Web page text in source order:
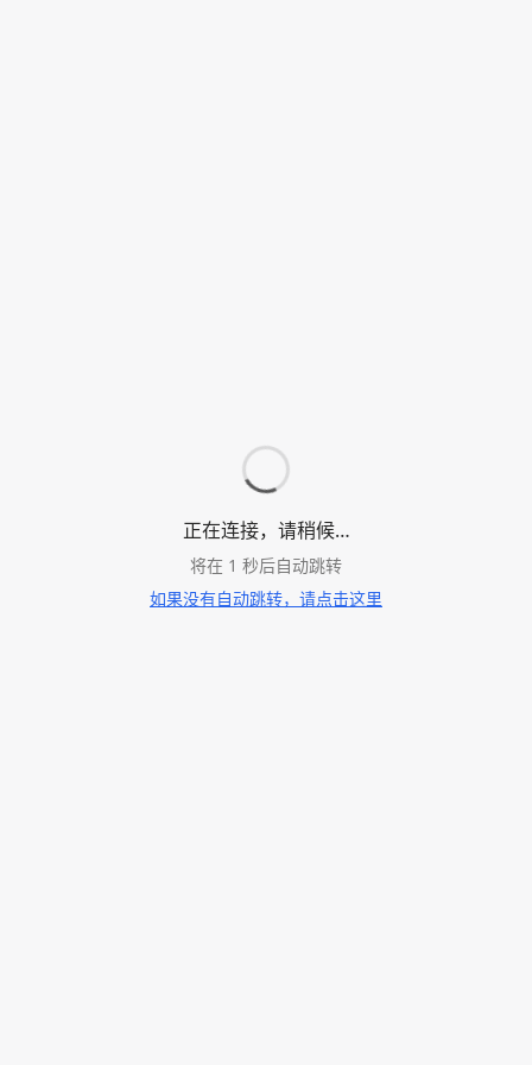
正在连接，请稍候…
将在 1 秒后自动跳转
如果没有自动跳转，请点击这里